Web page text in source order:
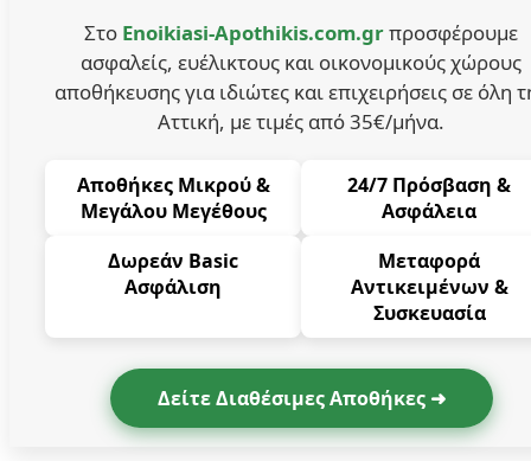
Στο Enoikiasi-Apothikis.com.grπροσφέρουμε
ασφαλείς, ευέλικτους και οικονομικούς χώρους
αποθήκευσης για ιδιώτες και επιχειρήσεις σε όλη
Αττική, με τιμές από 35€/μήνα.
Αποθήκες Μικρού &
Μεγάλου Μεγέθους
24/7 Πρόσβαση &
Ασφάλεια
Δωρεάν Basic
Ασφάλιση
Μεταφορά
Αντικειμένων &
Συσκευασία
Δείτε Διαθέσιμες Αποθήκες ➜